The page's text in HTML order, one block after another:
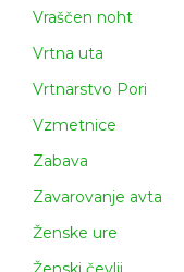
Vraščen noht
Vrtna uta
Vrtnarstvo Pori
Vzmetnice
Zabava
Zavarovanje avta
Ženske ure